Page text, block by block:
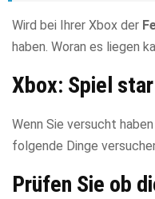
Wird bei Ihrer Xbox der
haben. Woran es liegen
Xbox: Spiel
Wenn Sie versucht
folgende Dinge
Prüfen Sie ob